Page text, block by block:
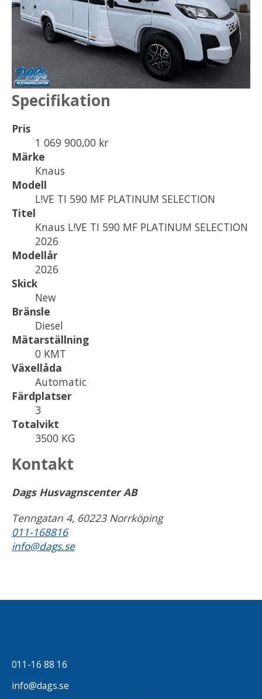
Specifikation
Pris
1 069 900,00 kr
Märke
Knaus
Modell
L!VE TI 590 MF PLATINUM SELECTION
Titel
Knaus L!VE TI 590 MF PLATINUM SELECTION
2026
Modellår
2026
Skick
New
Bränsle
Diesel
Mätarställning
0 KMT
Växellåda
Automatic
Färdplatser
3
Totalvikt
3500 KG
Kontakt
Dags Husvagnscenter AB
Tenngatan 4, 60223 Norrköping
011-168816
info@dags.se
011-16 88 16
info@dags.se